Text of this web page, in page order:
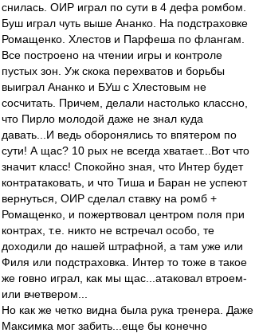
снилась. ОИР играл по сути в 4 дефа ромбом.
Буш играл чуть выше Ананко. На подстраховке
Ромащенко. Хлестов и Парфеша по флангам.
Все построено на чтении игры и контроле
пустых зон. Уж скока перехватов и борьбы
выиграл Ананко и БУш с Хлестовым не
сосчитать. Причем, делали настолько классно,
что Пирло молодой даже не знал куда
давать...И ведь оборонялись то впятером по
сути! А щас? 10 рых не всегда хватает...Вот что
значит класс! Спокойно зная, что Интер будет
контратаковать, и что Тиша и Баран не успеют
вернуться, ОИР сделал ставку на ромб +
Ромащенко, и пожертвовал центром поля при
контрах, т.е. никто не встречал особо, те
доходили до нашей штрафной, а там уже или
Филя или подстраховка. Интер то тоже в такое
же говно играл, как мы щас...атаковал втроем-
или вчетвером...
Но как же четко видна была рука тренера. Даже
Максимка мог забить...еще бы конечно